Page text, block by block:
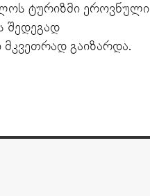
ტურიზმი ეროვნული
შედეგად
მკვეთრად გაიზარდა.